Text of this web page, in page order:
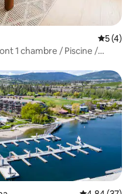
Note
5 (4)
1 chambre / Piscine /